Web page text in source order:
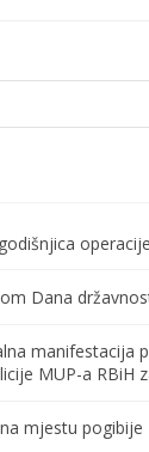
Dana
manifestacija
MUP-a RBiH
mjestu pogibije